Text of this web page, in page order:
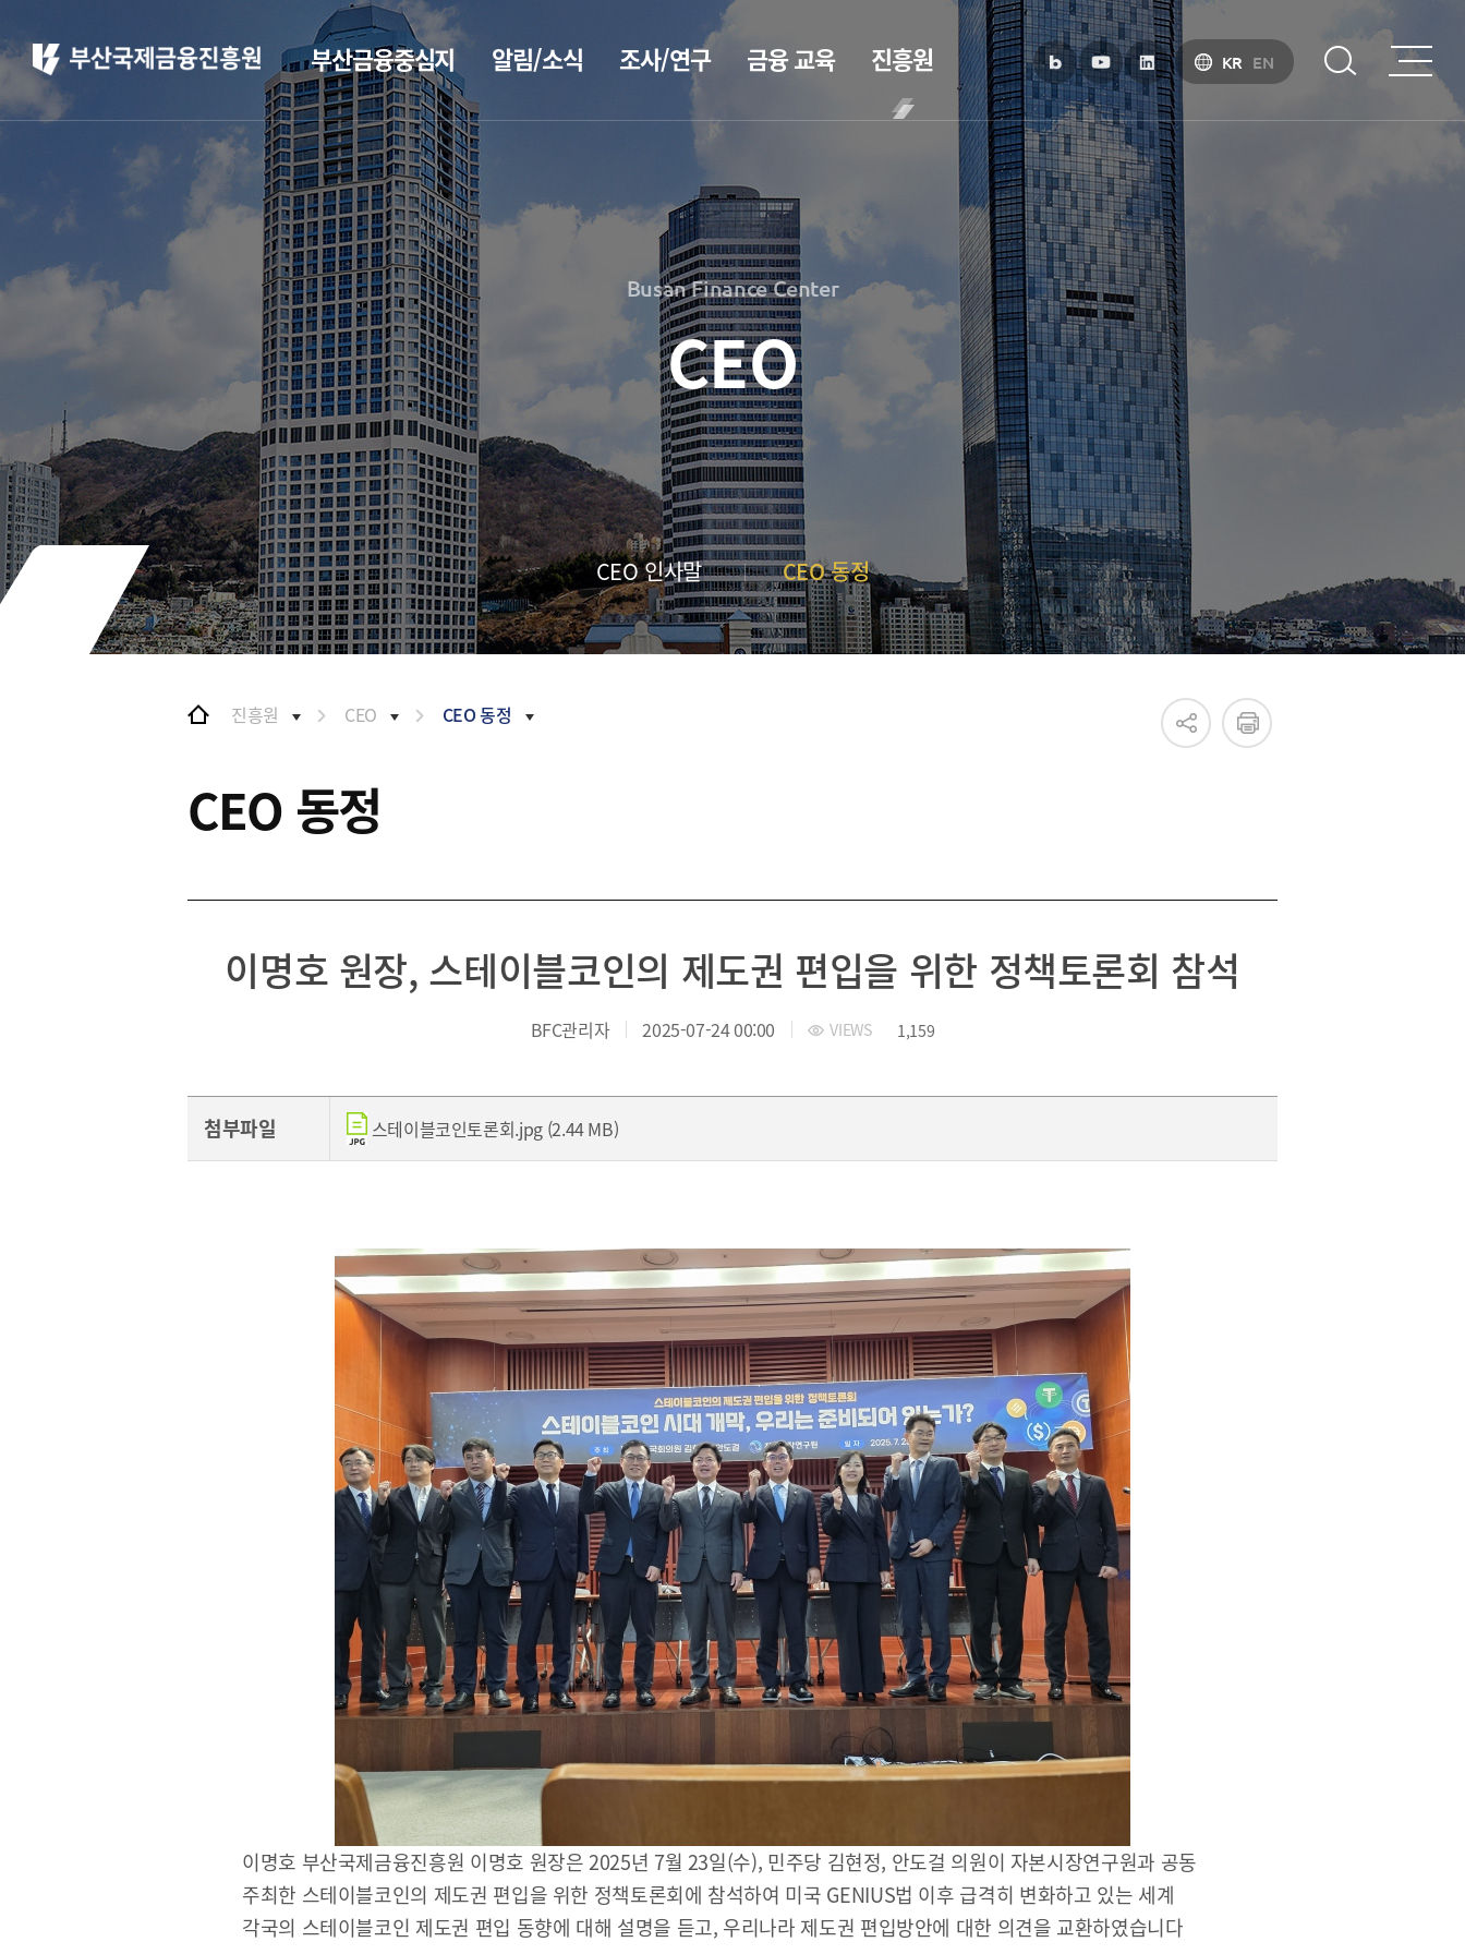
부산 소개
부산소개
주요 산업현황
정주환경
홍보
홍보 브로슈어
홍보 동영상
부산금융중심지 소개
부산금융중심지 정책 소개
금융중심지 지정경과 및 특화금융중심지
금융생태계 조성
BIFC 입주환경 소개
인센티브 및 관련법규
협력
해외금융도시협력
사원기관
유관기관
2022
2021
2020
보고서
BIFC금융강좌
조회/취소
지난강좌
연간운영 계획표
해양금융정보
블로그
해양금융 아카데미
60초해양금융
금융 교육활동 모음
CEO
CEO 인사말
CEO 동정
소개
전략 및 목표
설립목적
기부금내역
[48400] 부산광역시 남구 문현금융로40부산국제금융센터 52층 부산국제금융진흥원 TEL.051-647-9052 / FAX.051-633-0398
부산금융중심지
부산 소개
부산소개
주요 산업현황
정주환경
홍보
홍보 브로슈어
홍보 동영상
부산금융중심지 소
개
부산금융중심지 정책
소개
금융중심지 지정경과
및 특화금융중심지
금융생태계 조성
BIFC 입주환경 소개
인센티브 및 관련법규
협력
해외금융도시협력
알림/소식
보도자료
진흥원 소식
국내외 IR
새소식
언론보도
조사/연구
2025
2024
2023
2022
2021
2020
정책자료
2026
2025
2024
부산금융중
심지 포럼
정기간행물
inside
부산금융
Z/Yen
금융 교육
신청
조회/취소
지난강좌
연간운영
계획표
해양금융정
보
블로그
해양금융
아카데미
60초해양금융
금융 교육
활동 모음
진흥원
소개
설립목적
연혁
해양금융센터
오시는
길
KR EN
Busan Finance Center
CEO
CEO 인사말 CEO 동정
진흥원 CEO CEO 동정
CEO 동정
이명호 원장, 스테이블코인의 제도권 편입을 위한 정책토론회 참석
BFC관리자 2025-07-24 00:00 VIEWS 1,159
첨부파일 스테이블코인토론회.jpg (2.44 MB)
이명호 부산국제금융진흥원 이명호 원장은 2025년 7월 23일(수), 민주당 김현정, 안도걸 의원이 자본시장연구원과 공동
주최한 스테이블코인의 제도권 편입을 위한 정책토론회에 참석하여 미국 GENIUS법 이후 급격히 변화하고 있는 세계
각국의 스테이블코인 제도권 편입 동향에 대해 설명을 듣고, 우리나라 제도권 편입방안에 대한 의견을 교환하였습니다